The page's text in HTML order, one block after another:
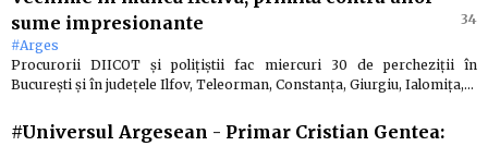
sume impresionante
34
#Arges
Procurorii DIICOT și polițiștii fac miercuri 30 de percheziții în
București și în județele Ilfov, Teleorman, Constanța, Giurgiu, Ialomița,…
#Universul Argesean - Primar Cristian Gentea: